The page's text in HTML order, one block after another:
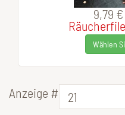
9,79 €
Wählen
Anzeige #